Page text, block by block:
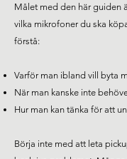
Målet med den här guiden
vilka mikrofoner du ska
förstå:​​
Varför man ibland vill byta
När man kanske inte
Hur man kan tänka för att
Börja inte med att leta